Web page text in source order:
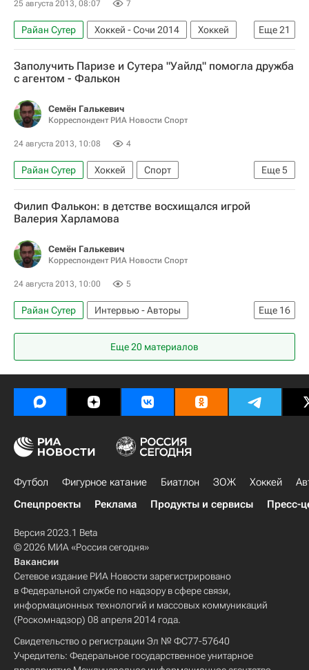
25 августа 2013, 08:07 7
Еще21
Райан Сутер Хоккей - Сочи 2014
Хоккей
Спорт
Интервью - Авторы
Аналитика
Олимпийские игры
Владислав Третьяк
Вячеслав Фетисов
Филип Фалькон
Зимние Олимпийские игры 2014
Нью-Йорк Рейнджерс
Марк Стаал
Алексей Ковалёв
Илья Ковальчук
Зак Паризе
Евгений Малкин
Заполучить Паризе и Сутера "Уайлд" помогла дружба
с агентом - Фалькон
Семён Галькевич
Корреспондент РИА Новости Спорт
24 августа 2013, 10:08 4
Еще5
Райан Сутер Хоккей
Спорт
Филип Фалькон
Национальная хоккейная лига (НХЛ)
Зак Паризе
Филип Фалькон: в детстве восхищался игрой
Валерия Харламова
Семён Галькевич
Корреспондент РИА Новости Спорт
24 августа 2013, 10:00 5
Еще 16
Райан Сутер
Интервью - Авторы
Аналитика
Хоккей
Спорт
Сергей Федоров
Джон Торчетти
Филип Фалькон
Зимние Олимпийские игры 2014
КХЛ 2025-2026
Национальная хоккейная лига (НХЛ)
Чикаго Блэкхокс
Миннесота Уайлд
Зак Паризе
Павел Дацюк
Евгений Малкин
Еще 20 материалов
Футбол Фигурное катание Биатлон ЗОЖ Хоккей
Спецпроекты
Реклама Продукты и сервисы Пресс-
Версия 2023.1 Beta
© 2026 МИА «Россия сегодня»
Вакансии
Сетевое издание РИА Новости зарегистрировано
в Федеральной службе по надзору в сфере связи,
информационных технологий и массовых коммуникаций
(Роскомнадзор) 08 апреля 2014 года.
Свидетельство о регистрации Эл № ФС77-57640
Учредитель: Федеральное государственное унитарное